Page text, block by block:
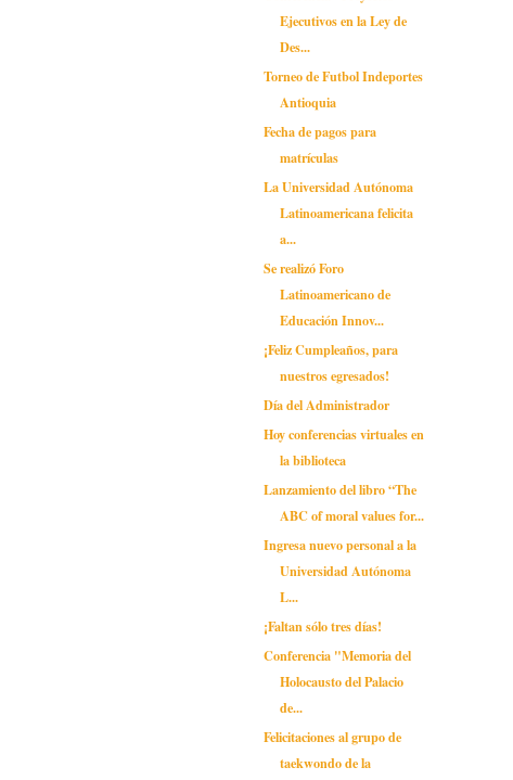
Ejecutivos en la Ley de
Des...
Torneo de Futbol Indeportes
Antioquia
Fecha de pagos para
matrículas
La Universidad Autónoma
Latinoamericana felicita
a...
Se realizó Foro
Latinoamericano de
Educación Innov...
¡Feliz Cumpleaños, para
nuestros egresados!
Día del Administrador
Hoy conferencias virtuales en
la biblioteca
Lanzamiento del libro “The
ABC of moral values for...
Ingresa nuevo personal a la
Universidad Autónoma
L...
¡Faltan sólo tres días!
Conferencia "Memoria del
Holocausto del Palacio
de...
Felicitaciones al grupo de
taekwondo de la